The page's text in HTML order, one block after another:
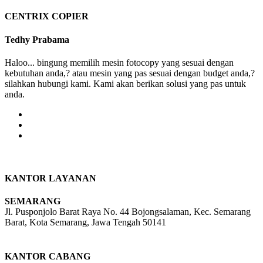
Rp 40,000,000.
CENTRIX COPIER
Tedhy Prabama
Haloo... bingung memilih mesin fotocopy yang sesuai dengan
kebutuhan anda,? atau mesin yang pas sesuai dengan budget anda,?
silahkan hubungi kami. Kami akan berikan solusi yang pas untuk
anda.
KANTOR LAYANAN
SEMARANG
Jl. Pusponjolo Barat Raya No. 44 Bojongsalaman, Kec. Semarang
Barat, Kota Semarang, Jawa Tengah 50141
KANTOR CABANG